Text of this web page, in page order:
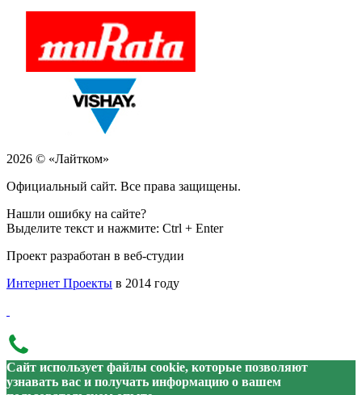
2026 © «Лайтком»
Официальный сайт. Все права защищены.
Нашли ошибку на сайте?
Выделите текст и нажмите: Ctrl + Enter
Проект разработан в веб-студии
Интернет Проекты в 2014 году
Сайт использует файлы cookie, которые позволяют
узнавать вас и получать информацию о вашем